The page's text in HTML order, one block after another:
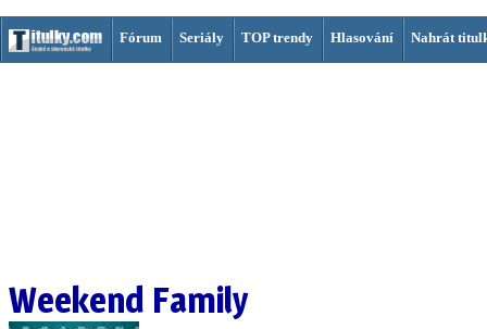
Fórum Seriály TOP trendy Hlasování Nahrát
Weekend Family